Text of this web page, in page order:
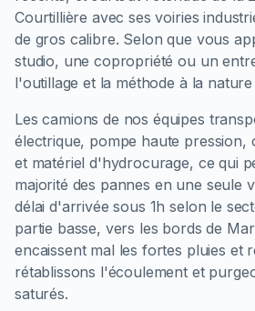
Courtillière avec ses voiries
de gros calibre. Selon que vous
studio, une copropriété ou un
l'outillage et la méthode à la
Les camions de nos équipes
électrique, pompe haute pression,
et matériel d'hydrocurage, ce qui
majorité des pannes en une seule
délai d'arrivée sous 1h selon le
partie basse, vers les bords de
encaissent mal les fortes pluies et
rétablissons l'écoulement et
saturés.